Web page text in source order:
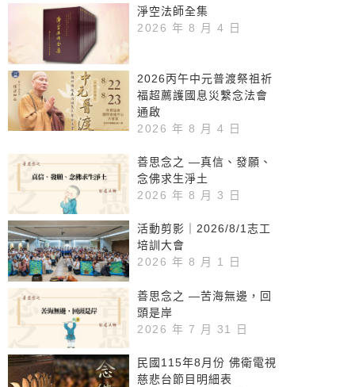
淨空法師全集
2026 年 8 月 4 日
2026丙午中元普渡祭祖祈
福超薦護國息災繫念法會
通啟
2026 年 8 月 4 日
善思念之 —真信、發願、
念佛求生淨土
2026 年 8 月 3 日
活動剪影｜2026/8/1志工
培訓大會
2026 年 8 月 1 日
善思念之 —苦海無邊，回
頭是岸
2026 年 7 月 31 日
民國115年8月份 佛衛電視
慈悲台節目明細表